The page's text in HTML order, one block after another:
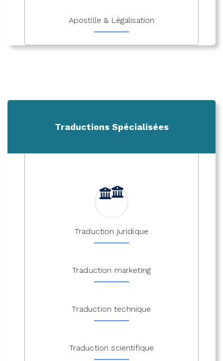
Apostille & Légalisation
Traductions Spécialisées
Traduction juridique
Traduction marketing
Traduction technique
Traduction scientifique